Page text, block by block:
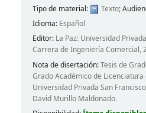
Tipo de material: Texto;
Idioma: Español
Editor: La Paz: Universidad
Carrera de Ingeniería Comercial,
Nota de disertación:Tesis de
Grado Académico de
Universidad Privada San
David Murillo Maldonado.